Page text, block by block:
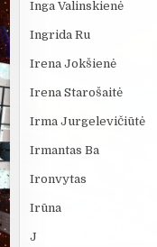
Inga Valinskienė
Ingrida Ru
Irena Jokšienė
Irena Starošaitė
Irma Jurgelevičiūtė
Irmantas Ba
Ironvytas
Irūna
J